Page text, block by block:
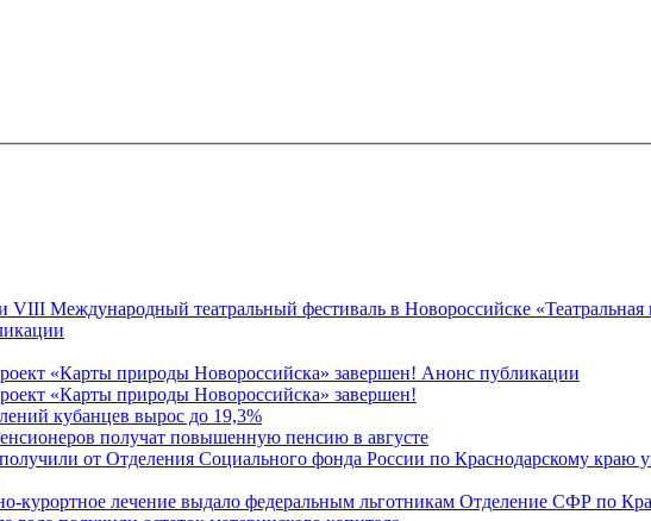
VIII Международный театральный фестиваль в Новороссийске «Театральная
«Карты природы Новороссийска» завершен! Анонс публикации
«Карты природы Новороссийска» завершен!
кубанцев вырос до 19,3%
получат повышенную пенсию в августе
от Отделения Социального фонда России по Краснодарскому краю
курортное лечение выдало федеральным льготникам Отделение СФР по